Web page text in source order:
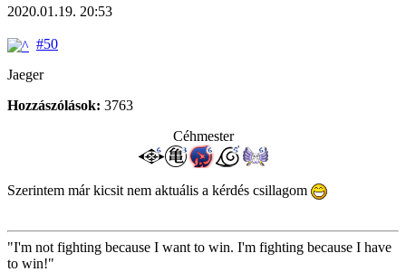
2020.01.19. 20:53
#50
Jaeger
Hozzászólások: 3763
Céhmester
Szerintem már kicsit nem aktuális a kérdés csillagom
"I'm not fighting because I want to win. I'm fighting because I have
to win!"